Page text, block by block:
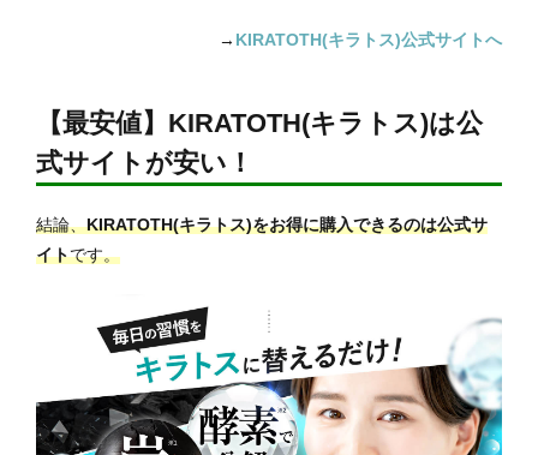
→ KIRATOTH(キラトス)公式サイトへ
【最安値】KIRATOTH(キラトス)は公
式サイトが安い！
結論、KIRATOTH(キラトス)をお得に購入できるのは公式サ
イトです。